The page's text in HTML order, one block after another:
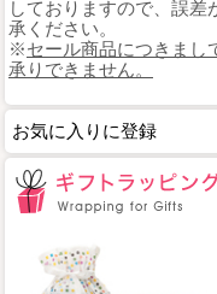
しておりますので、誤差
承ください。
※セール商品につきまし
承りできません。
お気に入りに登録